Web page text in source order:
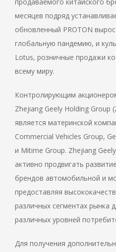
продаваемого китайского
месяцев подряд
обновленный PROTON
глобальную пандемию, и
Lotus, розничные продажи
всему миру.
Контролирующим
Zhejiang Geely Holding Group
является материнской
Commercial Vehicles Group,
и Mitime Group. Zhejiang
активно продвигать
брендов автомобильной и
предоставляя
различных сегментах рынка
различных уровней
Для получения